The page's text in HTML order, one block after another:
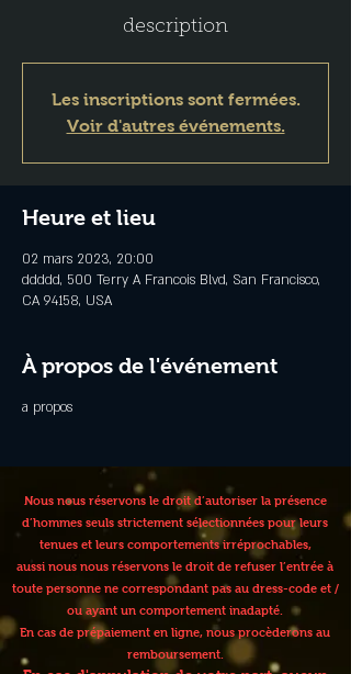
description
Les inscriptions sont fermées.
Voir d'autres événements.
Heure et lieu
02 mars 2023, 20:00
ddddd, 500 Terry A Francois Blvd, San Francisco,
CA 94158, USA
À propos de l'événement
a propos
Nous nous réservons le droit d’autoriser la présence
d’hommes seuls strictement sélectionnées pour leurs
tenues et leurs comportements irréprochables,
aussi nous nous réservons le droit de refuser l’entrée à
toute personne ne correspondant pas au dress-code et /
ou ayant un comportement inadapté.
En cas de prépaiement en ligne, nous procèderons au
remboursement.